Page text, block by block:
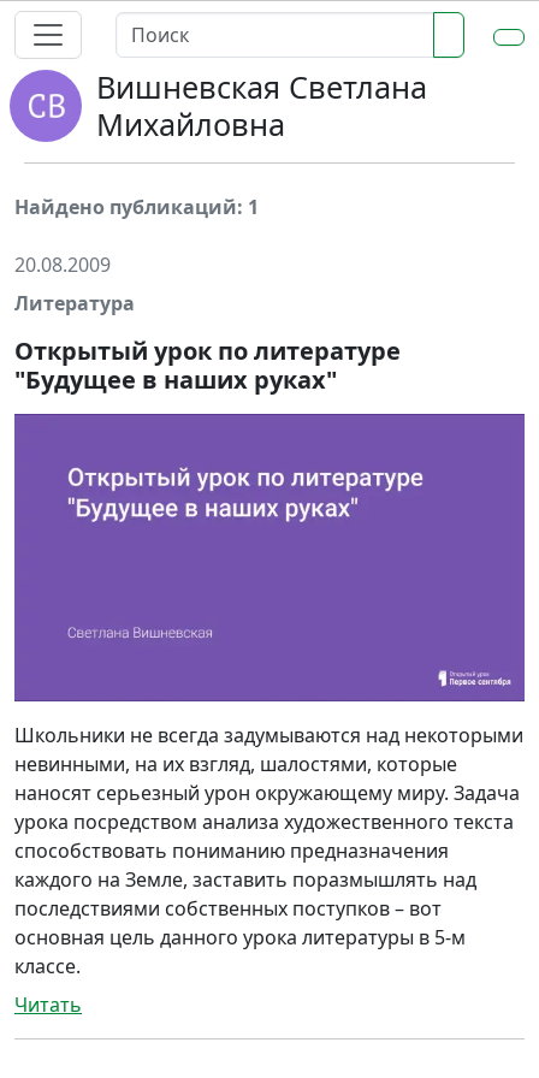
Вишневская Светлана
Михайловна
Найдено публикаций: 1
20.08.2009
Литература
Открытый урок по литературе
"Будущее в наших руках"
Школьники не всегда задумываются над некоторыми
невинными, на их взгляд, шалостями, которые
наносят серьезный урон окружающему миру. Задача
урока посредством анализа художественного текста
способствовать пониманию предназначения
каждого на Земле, заставить поразмышлять над
последствиями собственных поступков – вот
основная цель данного урока литературы в 5-м
классе.
Читать